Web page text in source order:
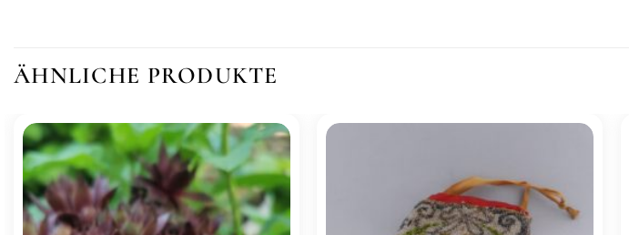
ÄHNLICHE PRODUKTE
Zur
Wunschliste
hinzufügen
Zur
Wunschliste
hinzufügen